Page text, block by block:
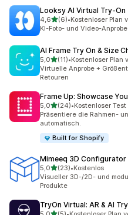
Looksy AI Virtual Try‑On
4,6von 5 Sternen
(6)
6 Rezensionen insgesamt
•Kostenloser Plan
KI-Foto- und Video-
AI Frame Try On & Size
5,0von 5 Sternen
(11)
11 Rezensionen insgesamt
•Kostenloser Plan
Virtuelle Anprobe +
Retouren
Frame Up: Showcase
5,0von 5 Sternen
(24)
24 Rezensionen insgesamt
•Kostenloser
Präsentiere die Rahmen-
automatisch.
Built for Shopify
Mimeeq 3D Configurator
5,0von 5 Sternen
(23)
23 Rezensionen insgesamt
•Kostenlos
Visueller 3D-/2D- und
Produkte
TryOn Virtual: AR & AI
von 5 Sternen